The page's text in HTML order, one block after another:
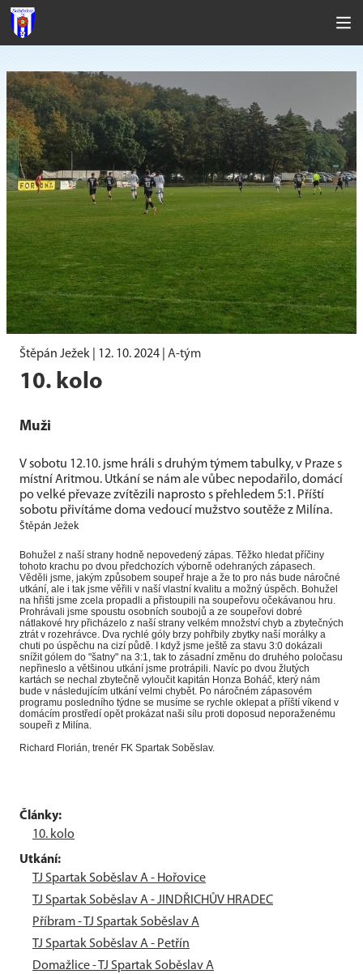
Štěpán Ježek | 12. 10. 2024 A-tým
10. kolo
Muži
V sobotu 12.10. jsme hráli s druhým týmem tabulky, v Praze s
místní Aritmou. Utkání se nám ale vůbec nepodařilo, domácí
po velké převaze zvítězili naprosto s přehledem 5:1. Příští
sobotu přivítáme doma vedoucí mužstvo soutěže z Milína.
Štěpán Ježek
Bohužel z naší strany hodně nepovedený zápas. Těžko hledat příčiny
tohoto krachu po dvou předchozích výborně odehraných zápasech.
Věděli jsme, jakým způsobem soupeř hraje a že to pro nás bude náročné
utkání, ale i tak jsme věřili v naší vlastní kvalitu a možný úspěch. Bohužel
na hřišti jsme zcela propadli a přistoupili na soupeřovu očekávanou hru.
Prohrávali jsme spoustu osobních soubojů a ze soupeřovi dobré
nátlakové hry přicházelo z naší strany velkém množství chyb a zbytečných
ztrát v rozehrávce. Dva rychlé góly brzy pohřbily zbytky naší morálky a
chuti po úspěchu na cizí půdě. I když jsme ještě za stavu 3:0 dokázali
snížit gólem do "šatny" na 3:1, tak to zásadní změnu do druhého poločasu
nepřineslo a většinou utkání jsme protrápili. Navíc po dvou žlutých
kartách se nechal zbytečně vyloučit kapitán Honza Boháč, který nám
bude v následujícím utkání velmi chybět. Po náročném zápasovém
programu posledního týdne se musíme se rychle oklepat a příští víkend v
domácím prostředí opět prokázat naši sílu proti doposud neporaženému
soupeři z Milína.
Richard Florián, trenér FK Spartak Soběslav.
Články:
10. kolo
Utkání:
TJ Spartak Soběslav A - Hořovice
TJ Spartak Soběslav A - JINDŘICHŮV HRADEC
Příbram - TJ Spartak Soběslav A
TJ Spartak Soběslav A - Petřín
Domažlice - TJ Spartak Soběslav A